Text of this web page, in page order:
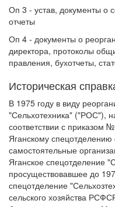
Оп 3 - устав, документы о
отчеты
Оп 4 - документы о
директора, протоколы
правления, бухотчеты,
Историческая
В 1975 году в виду
"Сельхотехника" ("РОС"),
соответствии с приказом
Яганскому спецотделению
самостоятельные
Яганское спецотделение
просуществовавшее до
спецотделение
сельского хозяйства